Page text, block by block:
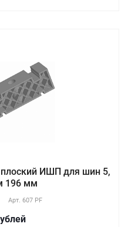
ИШП для шин 5,
196 мм
Арт. 607 PF
лей